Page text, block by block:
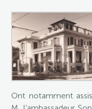
Ont notamment